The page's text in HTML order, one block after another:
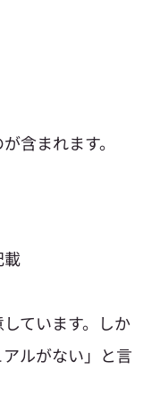
含まれます。
載
ています。しか
ルがない」と言